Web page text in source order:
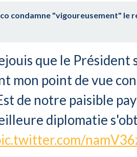
condamne "vigoureusement" le
que le Président
mon point de vue
de notre paisible
diplomatie